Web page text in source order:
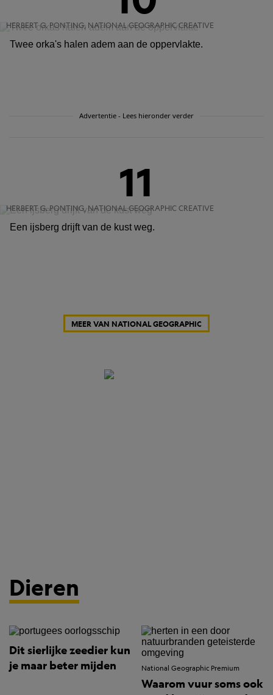
HERBERT G. PONTING, NATIONAL GEOGRAPHIC CREATIVE
Twee orka's halen adem aan de oppervlakte.
Advertentie - Lees hieronder verder
11
HERBERT G. PONTING, NATIONAL GEOGRAPHIC CREATIVE
Een ijsberg drijft van de kust weg.
MEER VAN NATIONAL GEOGRAPHIC
Dieren
Dit sierlijke zeedier kun
je maar beter mijden
National Geographic Premium
Waarom vuur soms ook